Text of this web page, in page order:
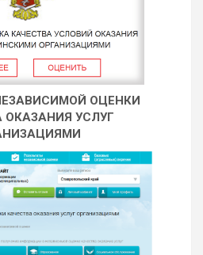
ОЦЕНКИ
ОКАЗАНИЯ УСЛУГ